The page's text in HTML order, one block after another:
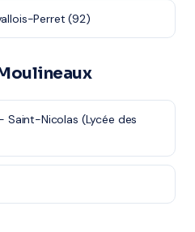
Perret (92)
Saint-Nicolas (Lycée des